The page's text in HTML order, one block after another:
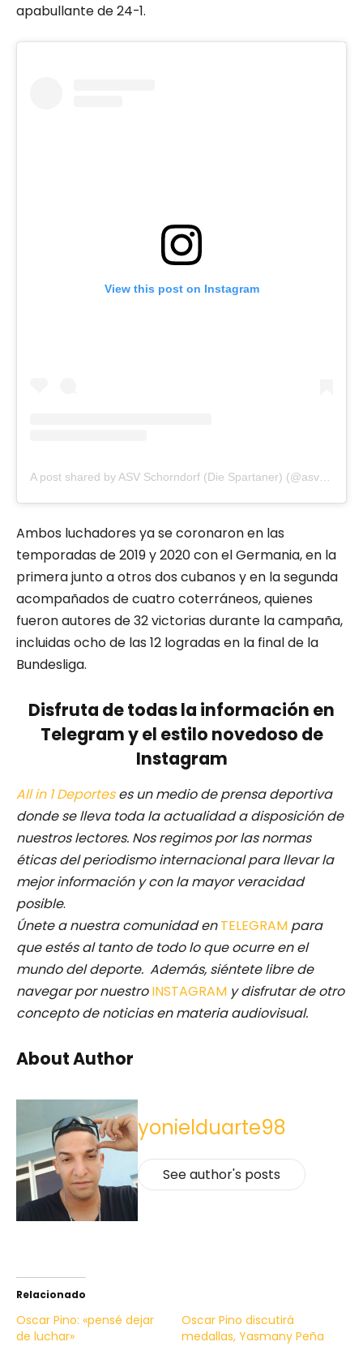
apabullante de 24-1.
View this post on Instagram
Ambos luchadores ya se coronaron en las
temporadas de 2019 y 2020 con el Germania, en la
primera junto a otros dos cubanos y en la segunda
acompañados de cuatro coterráneos, quienes
fueron autores de 32 victorias durante la campaña,
incluidas ocho de las 12 logradas en la final de la
Bundesliga.
Disfruta de todas la información en
Telegram y el estilo novedoso de
Instagram
All in 1 Deporteses un medio de prensa deportiva
donde se lleva toda la actualidad a disposición de
nuestros lectores. Nos regimos por las normas
éticas del periodismo internacional para llevar la
mejor información y con la mayor veracidad
posible.
Únete a nuestra comunidad enTELEGRAM para
que estés al tanto de todo lo que ocurre en el
mundo del deporte. Además, siéntete libre de
navegar por nuestro INSTAGRAM y disfrutar de otro
concepto de noticias en materia audiovisual.
About Author
yonielduarte98
See author's posts
Relacionado
Oscar Pino: «pensé dejar
de luchar»
Oscar Pino discutirá
medallas, Yasmany Peña